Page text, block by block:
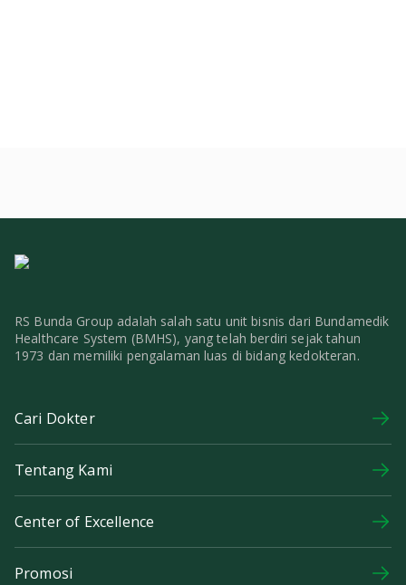
RS Bunda Group adalah salah satu unit bisnis dari Bundamedik
Healthcare System (BMHS), yang telah berdiri sejak tahun
1973 dan memiliki pengalaman luas di bidang kedokteran.
Cari Dokter
Tentang Kami
Center of Excellence
Promosi